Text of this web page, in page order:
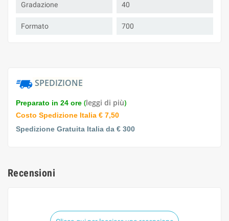
Gradazione 40
Formato 700
SPEDIZIONE
Preparato in 24 ore (leggi di più)
Costo Spedizione Italia € 7,50
Spedizione Gratuita Italia da € 300
Recensioni